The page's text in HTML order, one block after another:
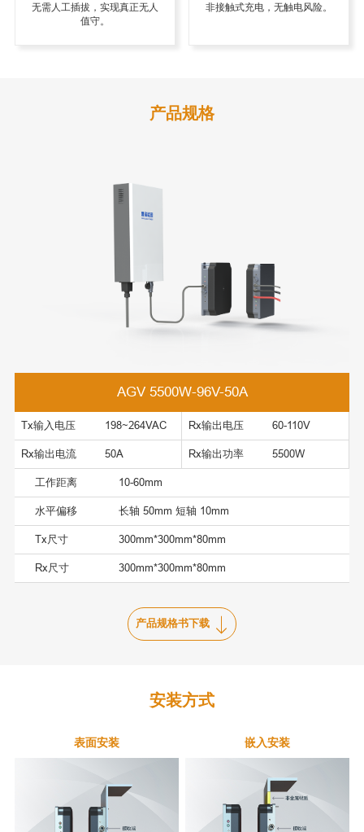
无需人工插拔，实现真正无人
值守。
非接触式充电，无触电风险。
产品规格
AGV 5500W-96V-50A
Tx输入电压 198~264VAC Rx输出电压 60-110V
Rx输出电流 50A Rx输出功率 5500W
工作距离 10-60mm
水平偏移 长轴 50mm 短轴 10mm
Tx尺寸 300mm*300mm*80mm
Rx尺寸 300mm*300mm*80mm
产品规格书下载
安装方式
表面安装 嵌入安装